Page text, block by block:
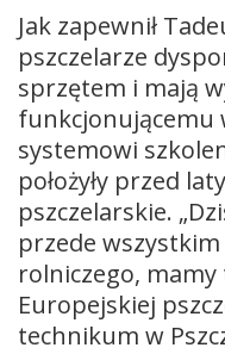
Jak zapewnił
pszczelarze
sprzętem i mają
funkcjonującemu
systemowi
położyły przed
pszczelarskie.
przede
rolniczego,
Europejskiej
technikum w